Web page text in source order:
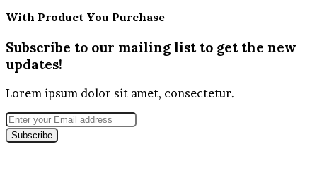
With Product You Purchase
Subscribe to our mailing list to get the new
updates!
Lorem ipsum dolor sit amet, consectetur.
Enter
your
Email